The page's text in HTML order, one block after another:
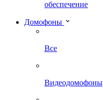
обеспечение
Домофоны
Все
Видеодомофоны